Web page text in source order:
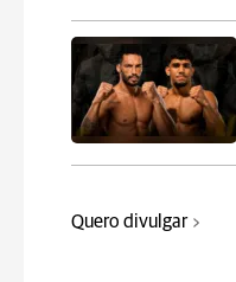
Quero divulgar